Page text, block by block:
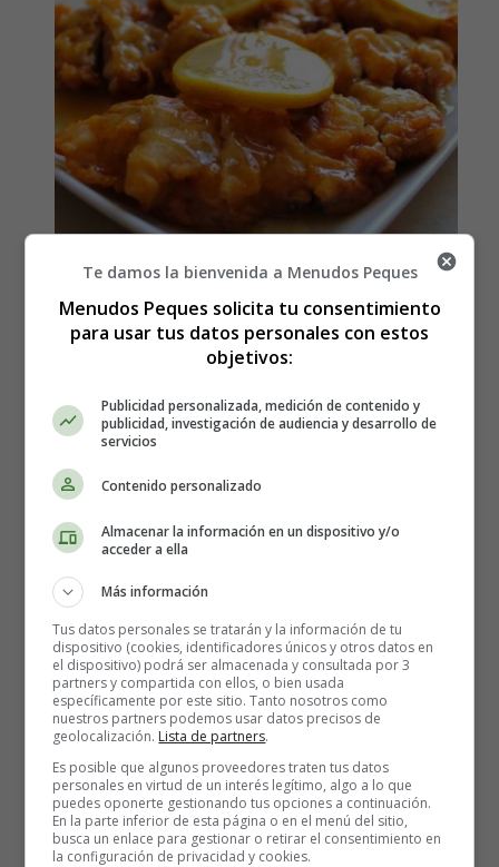
Cómo hacer Pollo con Limón
- Recetas Caseras
Los ingredientes que necesitas son:
500 gramos de pechuga de pollos en filetes
1 yema de huevo
1 cucharada de agua
2 cucharadas pequeñas de salsa de soja
3 cucharadas de harina
Aceite
Para hacer la salsa de limón
Media taza de zumo de limón
4 cucharadas de azúcar
4 cucharadas de agua
2 cucharadas de jerez seco
Te damos la bienvenida a Menudos Peques
Menudos Peques solicita tu consentimiento
para usar tus datos personales con estos
objetivos:
Publicidad personalizada, medición de contenido y
publicidad, investigación de audiencia y desarrollo de
servicios
Contenido personalizado
Almacenar la información en un dispositivo y/o
acceder a ella
Más información
Tus datos personales se tratarán y la información de tu
dispositivo (cookies, identificadores únicos y otros datos en
el dispositivo) podrá ser almacenada y consultada por 3
partners y compartida con ellos, o bien usada
específicamente por este sitio. Tanto nosotros como
nuestros partners podemos usar datos precisos de
geolocalización. Lista de partners.
Es posible que algunos proveedores traten tus datos
personales en virtud de un interés legítimo, algo a lo que
puedes oponerte gestionando tus opciones a continuación.
En la parte inferior de esta página o en el menú del sitio,
busca un enlace para gestionar o retirar el consentimiento en
la configuración de privacidad y cookies.